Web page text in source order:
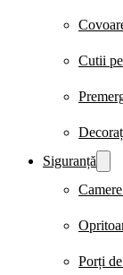
Cutii
Siguranță
Porți